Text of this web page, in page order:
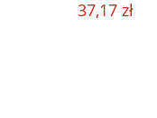
37,17 zł